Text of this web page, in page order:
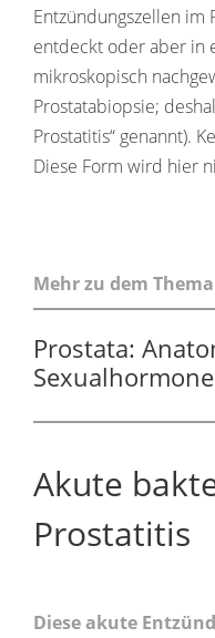
Entzündungszellen im
entdeckt oder aber in
mikroskopisch
Prostatabiopsie;
Prostatitis“ genannt).
Diese Form wird hier
Mehr zu dem Thema
Prostata:
Akute
Prostatitis
Diese akute